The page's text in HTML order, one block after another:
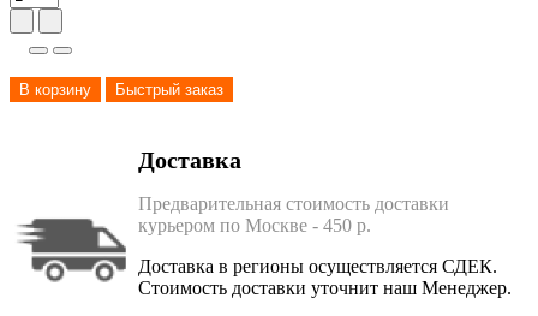
В корзину Быстрый заказ
Доставка
Предварительная стоимость доставки
курьером по Москве - 450 р.
Доставка в регионы осуществляется СДЕК.
Стоимость доставки уточнит наш Менеджер.